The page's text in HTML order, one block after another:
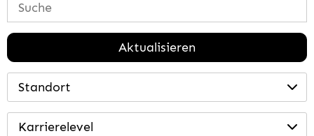
Aktualisieren
Standort
Karrierelevel